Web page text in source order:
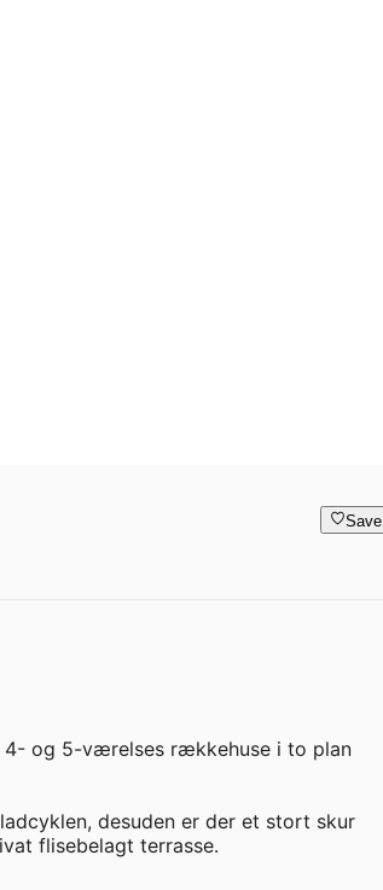
Save
4- og 5-værelses rækkehuse i to plan
desuden er der et stort skur
flisebelagt terrasse.